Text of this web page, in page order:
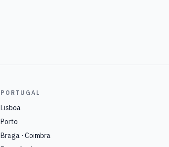
PORTUGAL
Lisboa
Porto
Braga · Coimbra